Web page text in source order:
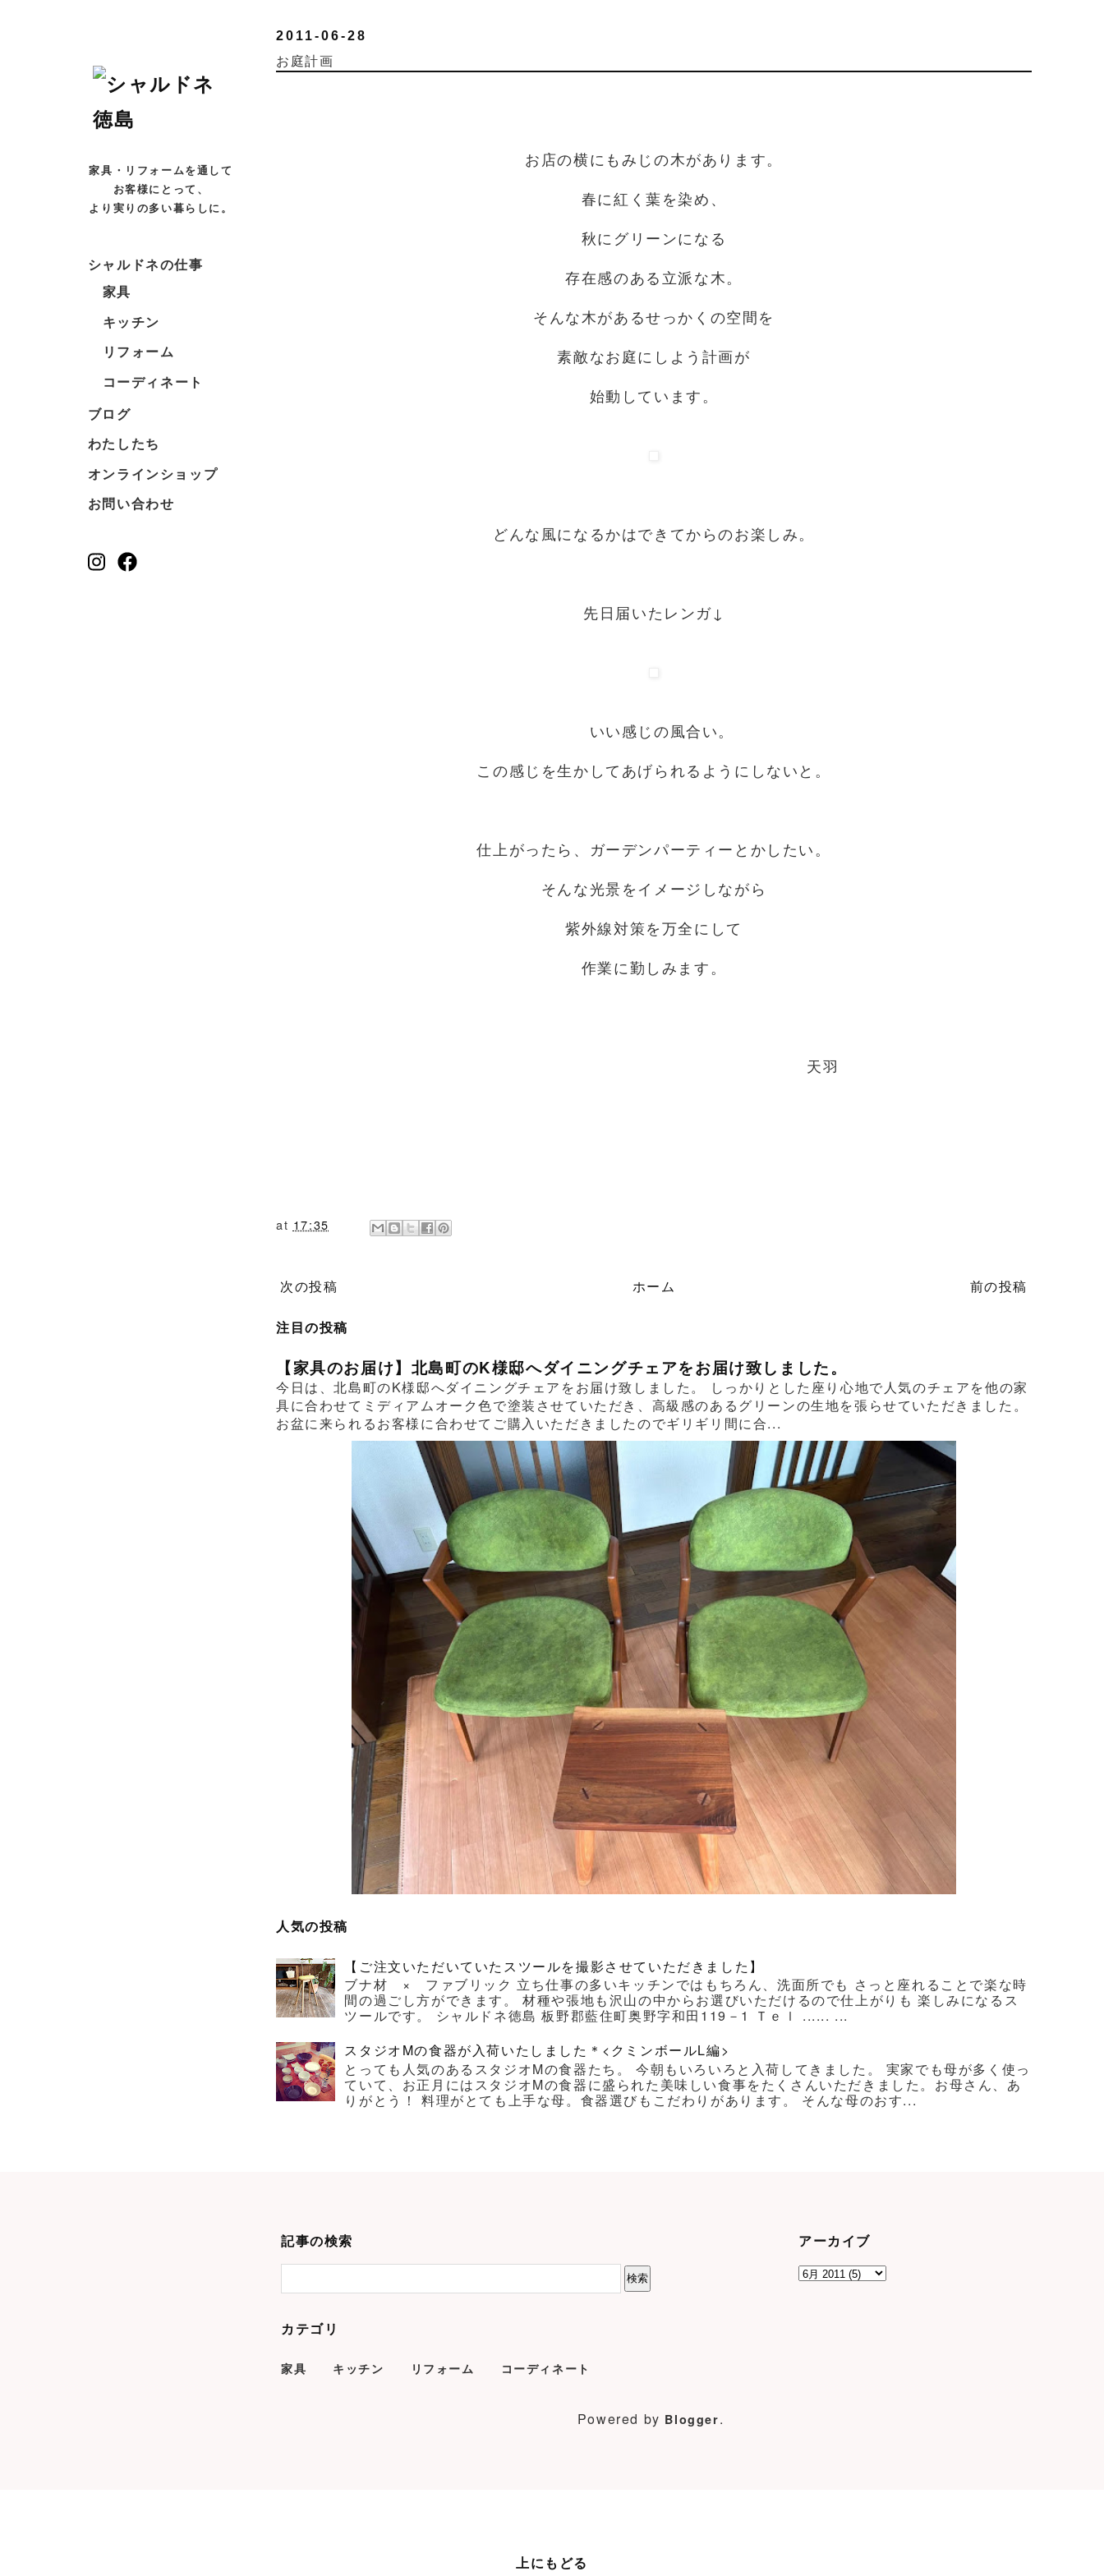
家具・リフォームを通して
お客様にとって、
より実りの多い暮らしに。
シャルドネの仕事
家具
キッチン
リフォーム
コーディネート
ブログ
わたしたち
オンラインショップ
お問い合わせ
2011-06-28
お庭計画
お店の横にもみじの木があります。
春に紅く葉を染め、
秋にグリーンになる
存在感のある立派な木。
そんな木があるせっかくの空間を
素敵なお庭にしよう計画が
始動しています。
どんな風になるかはできてからのお楽しみ。
先日届いたレンガ↓
いい感じの風合い。
この感じを生かしてあげられるようにしないと。
仕上がったら、ガーデンパーティーとかしたい。
そんな光景をイメージしながら
紫外線対策を万全にして
作業に勤しみます。
天羽
at 17:35
次の投稿 前の投稿
ホーム
注目の投稿
【家具のお届け】北島町のK様邸へダイニングチェアをお届け致しました。
今日は、北島町のK様邸へダイニングチェアをお届け致しました。 しっかりとした座り心地で人気のチェアを他の家
具に合わせてミディアムオーク色で塗装させていただき、高級感のあるグリーンの生地を張らせていただきました。
お盆に来られるお客様に合わせてご購入いただきましたのでギリギリ間に合...
人気の投稿
【ご注文いただいていたスツールを撮影させていただきました】
ブナ材 × ファブリック 立ち仕事の多いキッチンではもちろん、洗面所でも さっと座れることで楽な時
間の過ごし方ができます。 材種や張地も沢山の中からお選びいただけるので仕上がりも 楽しみになるス
ツールです。 シャルドネ徳島 板野郡藍住町奥野字和田119－1 Ｔｅｌ ...... ...
スタジオMの食器が入荷いたしました＊<クミンボールL編>
とっても人気のあるスタジオMの食器たち。 今朝もいろいろと入荷してきました。 実家でも母が多く使っ
ていて、お正月にはスタジオMの食器に盛られた美味しい食事をたくさんいただきました。お母さん、あ
りがとう！ 料理がとても上手な母。食器選びもこだわりがあります。 そんな母のおす...
記事の検索 アーカイブ
カテゴリ
家具 キッチン リフォーム コーディネート
Powered by Blogger.
上にもどる